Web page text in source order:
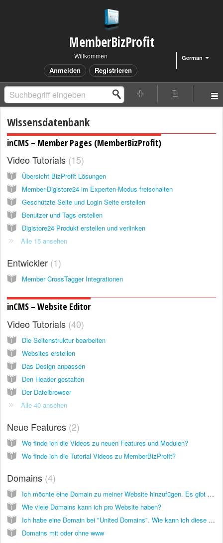
MemberBizProfit
German
Willkommen
Anmelden Registrieren
Wissensdatenbank
inCMS – Member Pages (MemberBizProfit)
Video Tutorials 15
Übersicht BizProfit Lösungen
Member-Digistore24 im Experten-Modus freischalten
Geschützte Seite und Login Seite erstellen
Benutzer und Tags erstellen
Digistore24 Produkt erstellen und verlinken
Alle 15 ansehen
Entwickler 1
Member CrossTagger Integrationen
inCMS – Website Editor
Video Tutorials 40
Die Seitenstruktur bearbeiten
Websites erstellen
Das Design anpassen
Den Header gestalten
Der Dateibrowser
Alle 40 ansehen
Neue Features 2
Wo finde ich die Videos zu neuen Features und Modulen?
Wo finde ich die Tutorial Videos zu MemberBizProfit?
Domains 4
Ich möchte eine Domain zu meiner Website hinzufügen. Es gibt vier Möglichkeiten. Welche soll ich wählen?
Wie viele Domains kann ich pro Website haben?
Ich habe eine Domain bei "United Domains". Wie kann ich diese mit externen Nameservern zu meiner inCMS Seite hinzufügen?
Domains mit oder ohne www